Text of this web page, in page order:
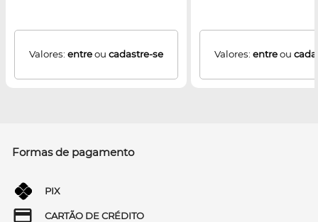
Valores: entreou cadastre-se Valores: entreou
Formas de pagamento
PIX
CARTÃO DE CRÉDITO